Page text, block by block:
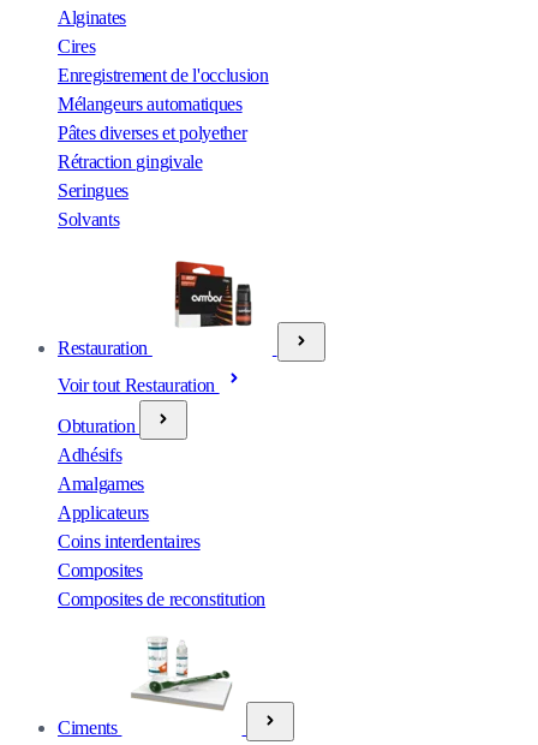
Alginates
Cires
Enregistrement de l'occlusion
Mélangeurs automatiques
Pâtes diverses et polyether
Rétraction gingivale
Seringues
Solvants
Restauration
Voir tout Restauration
Obturation
Adhésifs
Amalgames
Applicateurs
Coins interdentaires
Composites
Composites de reconstitution
Ciments